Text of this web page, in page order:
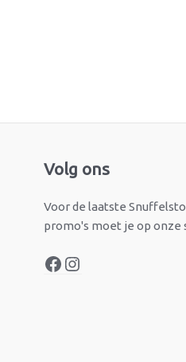
Volg ons
Voor de laatste
promo's moet je op onze
Facebook
Instagram